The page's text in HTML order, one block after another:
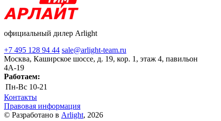
официальный дилер Arlight
+7 495 128 94 44 sale@arlight-team.ru
Москва, Каширское шоссе, д. 19, кор. 1, этаж 4, павильон
4А-19
Работаем:
Пн-Вс 10-21
Контакты
Правовая информация
© Разработано в Arlight, 2026